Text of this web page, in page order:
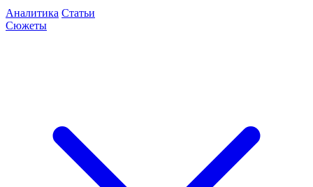
Аналитика Статьи
Сюжеты